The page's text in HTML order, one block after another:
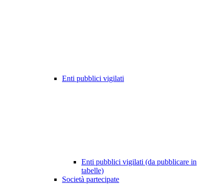
Enti pubblici vigilati
Enti pubblici vigilati (da pubblicare in
tabelle)
Società partecipate